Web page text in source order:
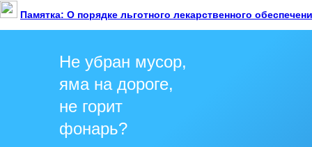
Памятка: О порядке льготного лекарственного
Не убран мусор,
яма на дороге,
не горит
фонарь?